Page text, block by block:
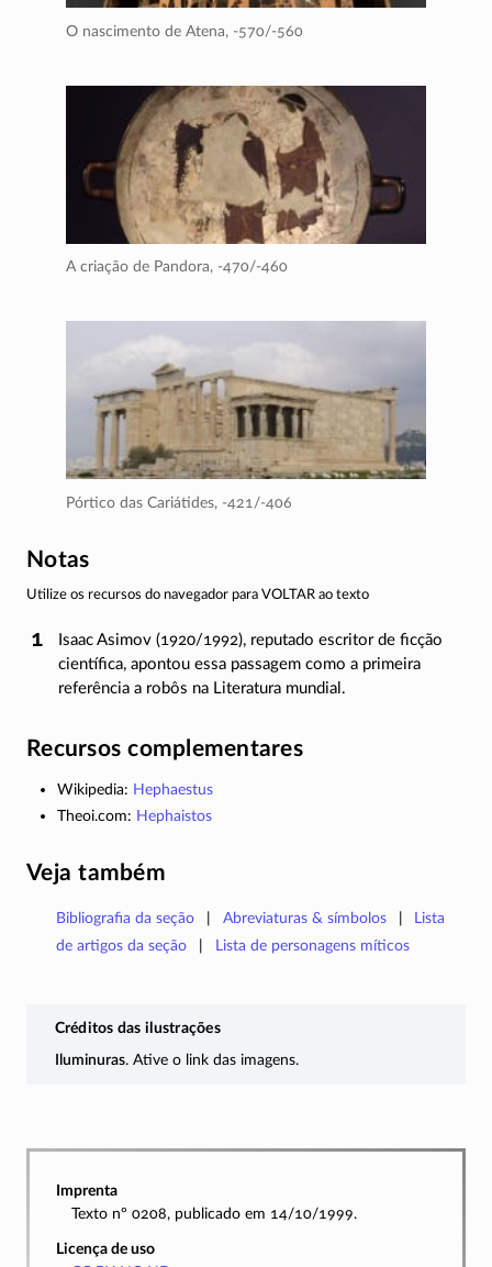
O nascimento de Atena, -570/-560
A criação de Pandora, -470/-460
Pórtico das Cariátides, -421/-406
Notas
Utilize os recursos do navegador para VOLTAR ao texto
Isaac Asimov (1920/1992), reputado escritor de ficção
científica, apontou essa passagem como a primeira
referência a robôs na Literatura mundial.
Recursos complementares
Wikipedia: Hephaestus
Theoi.com: Hephaistos
Veja também
Bibliografia da seção Abreviaturas & símbolos
Lista
de artigos da seção
Lista de personagens míticos
Créditos das ilustrações
Iluminuras. Ative o link das imagens.
Imprenta
Texto nº 0208, publicado em 14/10/1999.
Licença de uso